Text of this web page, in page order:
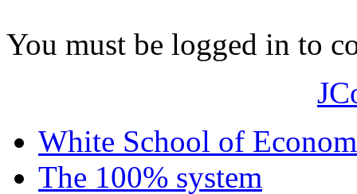
You must be logged in to
White School of
The 100% system